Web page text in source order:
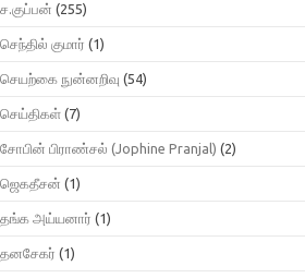
ச.குப்பன் (255)
செந்தில் குமார் (1)
செயற்கை நுன்னறிவு (54)
செய்திகள் (7)
சோபின் பிராண்சல் (Jophine Pranjal) (2)
ஜெகதீசன் (1)
தங்க அய்யனார் (1)
தனசேகர் (1)